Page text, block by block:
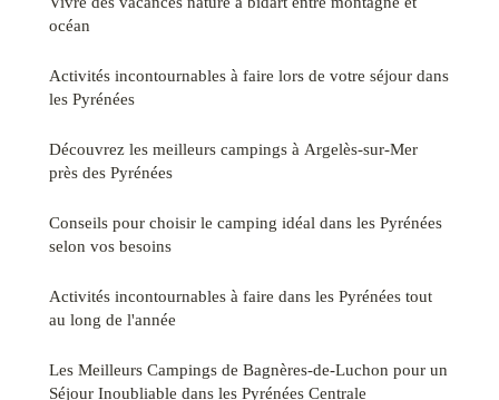
océan
Activités incontournables à faire lors de votre séjour dans
les Pyrénées
Découvrez les meilleurs campings à Argelès-sur-Mer
près des Pyrénées
Conseils pour choisir le camping idéal dans les Pyrénées
selon vos besoins
Activités incontournables à faire dans les Pyrénées tout
au long de l'année
Les Meilleurs Campings de Bagnères-de-Luchon pour un
Séjour Inoubliable dans les Pyrénées Centrale